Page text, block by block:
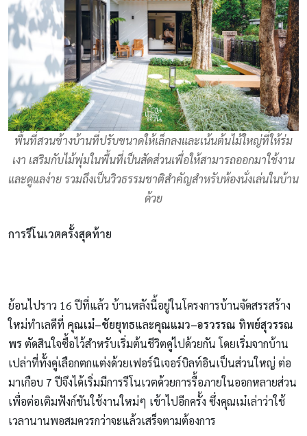
พื้นที่สวนข้างบ้านที่ปรับขนาดให้เล็กลงและเน้นต้นไม้ใหญ่ที่ให้ร่ม
เงา เสริมกับไม้พุ่มในพื้นที่เป็นสัดส่วนเพื่อให้สามารถออกมาใช้งาน
และดูแลง่าย รวมถึงเป็นวิวธรรมชาติสำคัญสำหรับห้องนั่งเล่นในบ้าน
ด้วย
การรีโนเวตครั้งสุดท้าย
ย้อนไปราว 16 ปีที่แล้ว บ้านหลังนี้อยู่ในโครงการบ้านจัดสรรสร้าง
ใหม่ทำเลดีที่ คุณเม๋–ชัยยุทธและคุณแมว–อรวรรณ ทิพย์สุวรรณ
พรตัดสินใจซื้อไว้สำหรับเริ่มต้นชีวิตคู่ไปด้วยกัน โดยเริ่มจากบ้าน
เปล่าที่ทั้งคู่เลือกตกแต่งด้วยเฟอร์นิเจอร์บิลท์อินเป็นส่วนใหญ่ ต่อ
มาเกือบ 7 ปีจึงได้เริ่มมีการรีโนเวตด้วยการรื้อภายในออกหลายส่วน
เพื่อต่อเติมฟังก์ชันใช้งานใหม่ๆ เข้าไปอีกครั้ง ซึ่งคุณเม๋เล่าว่าใช้
เวลานานพอสมควรกว่าจะแล้วเสร็จตามต้องการ